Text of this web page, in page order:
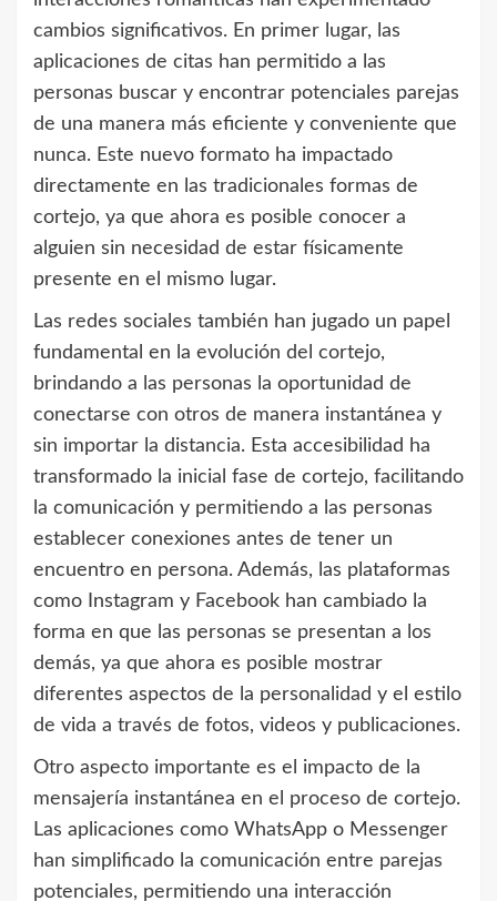
cambios significativos. En primer lugar, las
aplicaciones de citas han permitido a las
personas buscar y encontrar potenciales parejas
de una manera más eficiente y conveniente que
nunca. Este nuevo formato ha impactado
directamente en las tradicionales formas de
cortejo, ya que ahora es posible conocer a
alguien sin necesidad de estar físicamente
presente en el mismo lugar.
Las redes sociales también han jugado un papel
fundamental en la evolución del cortejo,
brindando a las personas la oportunidad de
conectarse con otros de manera instantánea y
sin importar la distancia. Esta accesibilidad ha
transformado la inicial fase de cortejo, facilitando
la comunicación y permitiendo a las personas
establecer conexiones antes de tener un
encuentro en persona. Además, las plataformas
como Instagram y Facebook han cambiado la
forma en que las personas se presentan a los
demás, ya que ahora es posible mostrar
diferentes aspectos de la personalidad y el estilo
de vida a través de fotos, videos y publicaciones.
Otro aspecto importante es el impacto de la
mensajería instantánea en el proceso de cortejo.
Las aplicaciones como WhatsApp o Messenger
han simplificado la comunicación entre parejas
potenciales, permitiendo una interacción